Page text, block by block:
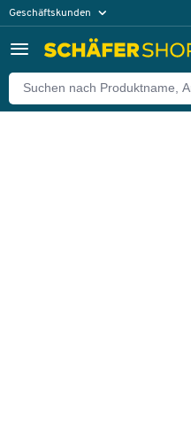
Geschäftskunden
Zurück